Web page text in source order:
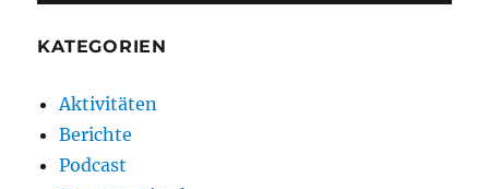
KATEGORIEN
Aktivitäten
Berichte
Podcast